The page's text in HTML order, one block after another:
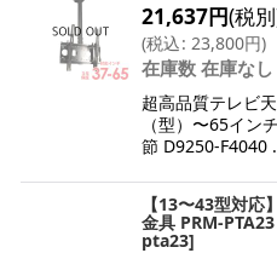
21,637円(税
(税込: 23,800円)
在庫数 在庫なし
超高品質テレビ
（型）〜65イン
節 D9250-F4040
【13〜43型対応
金具 PRM-PTA23
pta23]